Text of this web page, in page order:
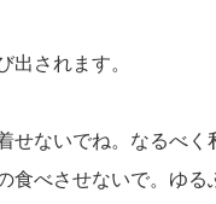
出されます。
せないでね。なるべ
食べさせないで。ゆ